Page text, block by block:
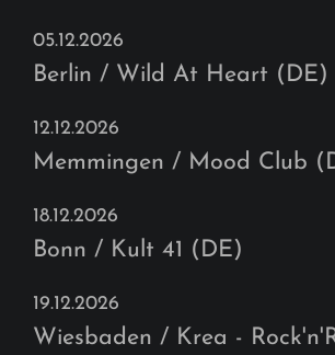
05.12.2026
Berlin / Wild At Heart (DE)
12.12.2026
Memmingen / Mood Club
18.12.2026
Bonn / Kult 41 (DE)
19.12.2026
Wiesbaden / Krea -